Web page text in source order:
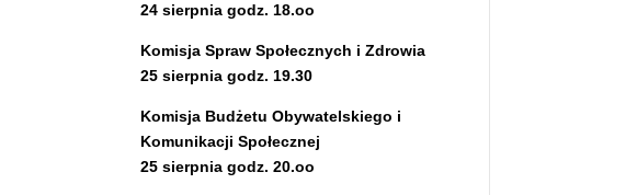
24 sierpnia godz. 18.oo
Komisja Spraw Społecznych i Zdrowia
25 sierpnia godz. 19.30
Komisja Budżetu Obywatelskiego i
Komunikacji Społecznej
25 sierpnia godz. 20.oo